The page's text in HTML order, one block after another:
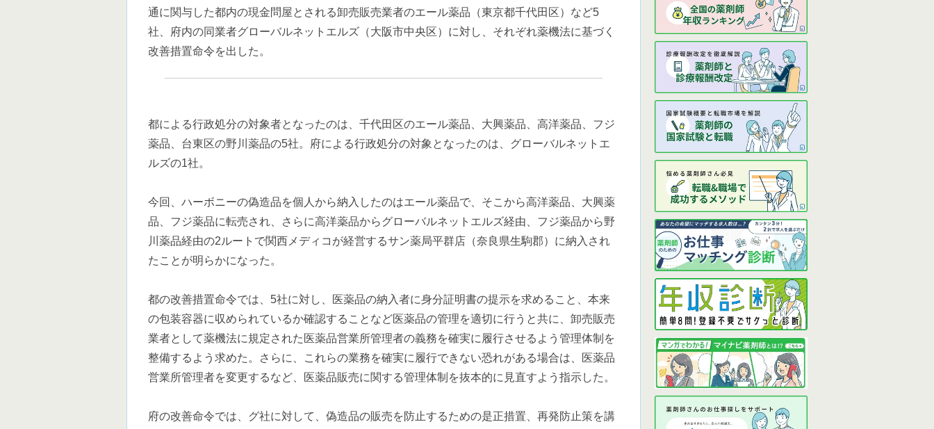
通に関与した都内の現金問屋とされる卸売販売業者のエール薬品（東京都千代田区）など5
社、府内の同業者グローバルネットエルズ（大阪市中央区）に対し、それぞれ薬機法に基づく
改善措置命令を出した。
都による行政処分の対象者となったのは、千代田区のエール薬品、大興薬品、高洋薬品、フジ
薬品、台東区の野川薬品の5社。府による行政処分の対象となったのは、グローバルネットエ
ルズの1社。
今回、ハーボニーの偽造品を個人から納入したのはエール薬品で、そこから高洋薬品、大興薬
品、フジ薬品に転売され、さらに高洋薬品からグローバルネットエルズ経由、フジ薬品から野
川薬品経由の2ルートで関西メディコが経営するサン薬局平群店（奈良県生駒郡）に納入され
たことが明らかになった。
都の改善措置命令では、5社に対し、医薬品の納入者に身分証明書の提示を求めること、本来
の包装容器に収められているか確認することなど医薬品の管理を適切に行うと共に、卸売販売
業者として薬機法に規定された医薬品営業所管理者の義務を確実に履行させるよう管理体制を
整備するよう求めた。さらに、これらの業務を確実に履行できない恐れがある場合は、医薬品
営業所管理者を変更するなど、医薬品販売に関する管理体制を抜本的に見直すよう指示した。
府の改善命令では、グ社に対して、偽造品の販売を防止するための是正措置、再発防止策を講